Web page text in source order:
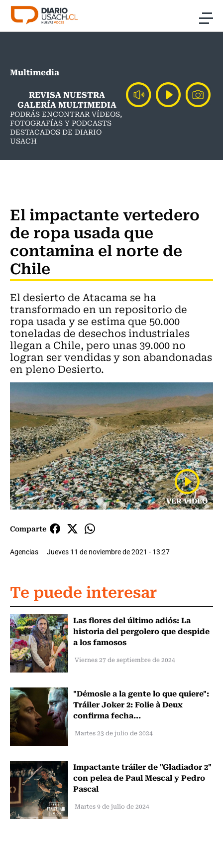
Click acá para ir directamente al contenido
Investigación
Cultura
Programas Radio y TV Usach
Multimedia
REVISA NUESTRA
GALERÍA MULTIMEDIA
PODRÁS ENCONTRAR VÍDEOS,
FOTOGRAFÍAS Y PODCASTS
DESTACADOS DE DIARIO
USACH
El impactante vertedero
de ropa usada que
contamina el norte de
Chile
El desierto de Atacama se ha
transformado en un repositorio de
ropa usada y se estima que 50.000
toneladas de desechos industriales
llegan a Chile, pero unas 39.000 no
logran ser vendidas y son abandonadas
en pleno Desierto.
VER VIDEO
Comparte
Agencias Jueves 11 de noviembre de 2021 - 13:27
Te puede interesar
Las flores del último adiós: La
historia del pergolero que despide
a los famosos
Viernes 27 de septiembre de 2024
"Démosle a la gente lo que quiere":
Tráiler Joker 2: Folie à Deux
confirma fecha...
Martes 23 de julio de 2024
Impactante tráiler de "Gladiador 2"
con pelea de Paul Mescal y Pedro
Pascal
Martes 9 de julio de 2024